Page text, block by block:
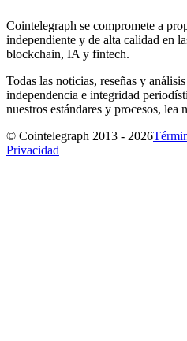
Cointelegraph se compromete a
independiente y de alta calidad en
blockchain, IA y fintech.
Todas las noticias, reseñas y
independencia e integridad
nuestros estándares y procesos, lea
© Cointelegraph 2013 - 2026
Privacidad